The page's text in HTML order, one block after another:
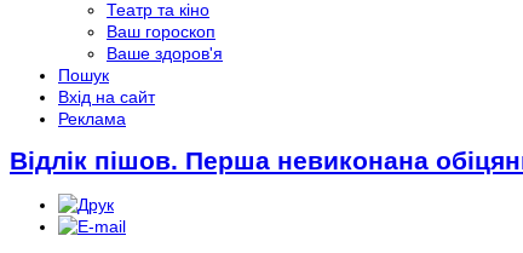
Театр та кіно
Ваш гороскоп
Ваше здоров'я
Пошук
Вхід на сайт
Реклама
Відлік пішов. Перша невиконана